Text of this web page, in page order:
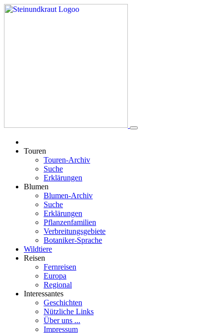
Touren
Touren-Archiv
Suche
Erklärungen
Blumen
Blumen-Archiv
Suche
Erklärungen
Pflanzenfamilien
Verbreitungsgebiete
Botaniker-Sprache
Wildtiere
Reisen
Fernreisen
Europa
Regional
Interessantes
Geschichten
Nützliche Links
Über uns ...
Impressum